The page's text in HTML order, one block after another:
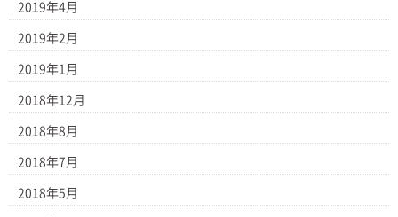
2019年4月
2019年2月
2019年1月
2018年12月
2018年8月
2018年7月
2018年5月